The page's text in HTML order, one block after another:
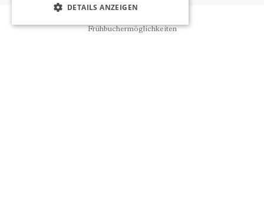
Frühbuchermöglichkeiten
DETAILS ANZEIGEN